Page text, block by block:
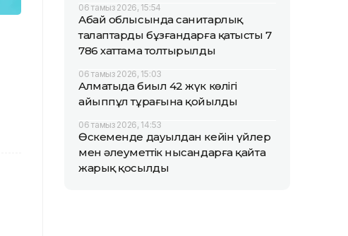
06 тамыз 2026, 15:54
Абай облысында санитарлық
талаптарды бұзғандарға қатысты 7
786 хаттама толтырылды
06 тамыз 2026, 15:03
Алматыда биыл 42 жүк көлігі
айыппұл тұрағына қойылды
06 тамыз 2026, 14:53
Өскеменде дауылдан кейін үйлер
мен әлеуметтік нысандарға қайта
жарық қосылды